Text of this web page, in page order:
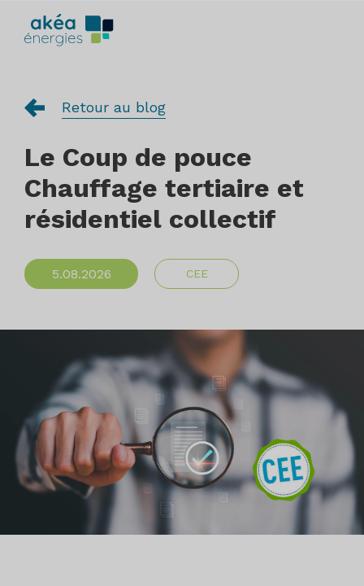
Retour au blog
Le Coup de pouce
Chauffage tertiaire et
résidentiel collectif
5.08.2026 CEE